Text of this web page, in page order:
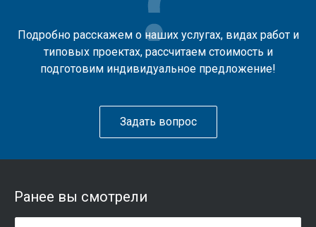
Подробно расскажем о наших услугах, видах работ и
типовых проектах, рассчитаем стоимость и
подготовим индивидуальное предложение!
Задать вопрос
Ранее вы смотрели